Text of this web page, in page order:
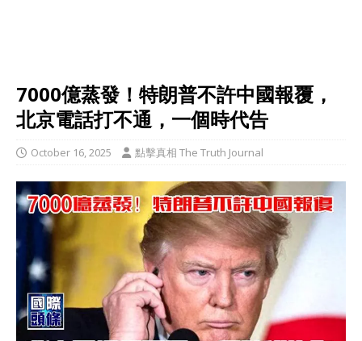
7000億蒸發！特朗普不許中國報覆，
北京電話打不通，一個時代告
October 16, 2025 點擊真相 The Truth Journal